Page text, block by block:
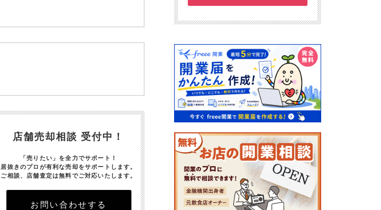
店舗売却相談 受付中！
「売りたい」を全力でサポート！
居抜きのプロが有利な売却をサポートします。
ご相談、店舗査定は無料でご対応いたします。
お問い合わせする